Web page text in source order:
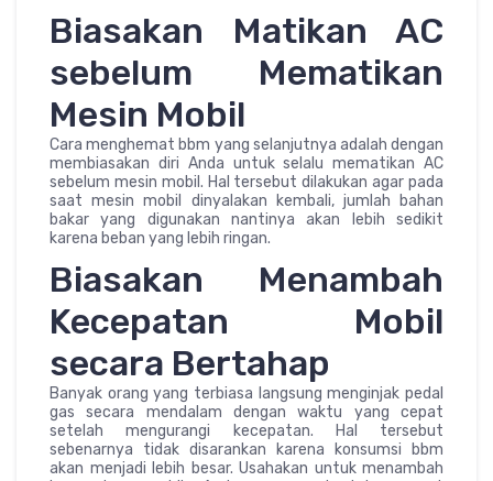
Biasakan Matikan AC
sebelum Mematikan
Mesin Mobil
Cara menghemat bbm yang selanjutnya adalah dengan
membiasakan diri Anda untuk selalu mematikan AC
sebelum mesin mobil. Hal tersebut dilakukan agar pada
saat mesin mobil dinyalakan kembali, jumlah bahan
bakar yang digunakan nantinya akan lebih sedikit
karena beban yang lebih ringan.
Biasakan Menambah
Kecepatan Mobil
secara Bertahap
Banyak orang yang terbiasa langsung menginjak pedal
gas secara mendalam dengan waktu yang cepat
setelah mengurangi kecepatan. Hal tersebut
sebenarnya tidak disarankan karena konsumsi bbm
akan menjadi lebih besar. Usahakan untuk menambah